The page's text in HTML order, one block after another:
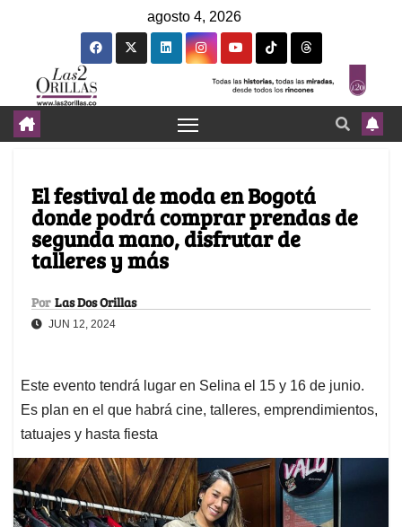
agosto 4, 2026
El festival de moda en Bogotá
donde podrá comprar prendas de
segunda mano, disfrutar de
talleres y más
Por Las Dos Orillas
JUN 12, 2024
Este evento tendrá lugar en Selina el 15 y 16 de junio.
Es plan en el que habrá cine, talleres, emprendimientos,
tatuajes y hasta fiesta